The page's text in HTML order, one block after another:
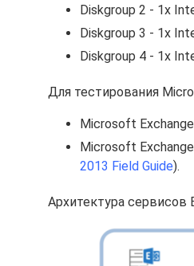
Diskgroup 2 - 1x
Diskgroup 3 - 1x
Diskgroup 4 - 1x
Для тестирования
Microsoft
Microsoft
2013 Field Guide).
Архитектура сервисов